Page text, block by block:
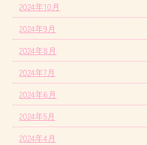
2024年10月
2024年9月
2024年8月
2024年7月
2024年6月
2024年5月
2024年4月